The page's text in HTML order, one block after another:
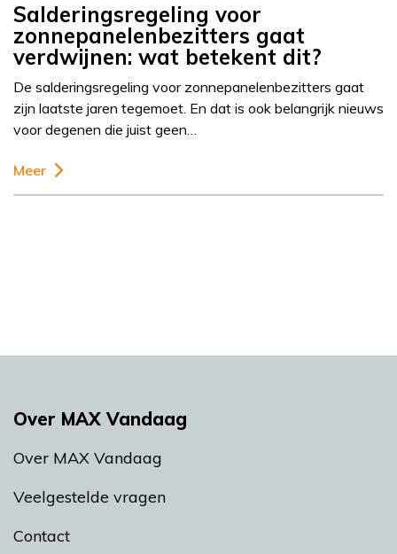
Salderingsregeling voor
zonnepanelenbezitters gaat
verdwijnen: wat betekent dit?
De salderingsregeling voor zonnepanelenbezitters gaat
zijn laatste jaren tegemoet. En dat is ook belangrijk nieuws
voor degenen die juist geen…
Meer
Over MAX Vandaag
Over MAX Vandaag
Veelgestelde vragen
Contact